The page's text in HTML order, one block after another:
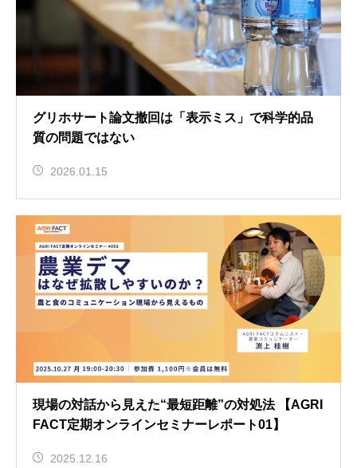
グリホサート論文撤回は「表示ミス」で科学的品
質の問題ではない
2026.01.15
現場の対話から見えた“最短距離”の対処法 【AGRI
FACT定期オンラインセミナーレポート01】
2025.12.16